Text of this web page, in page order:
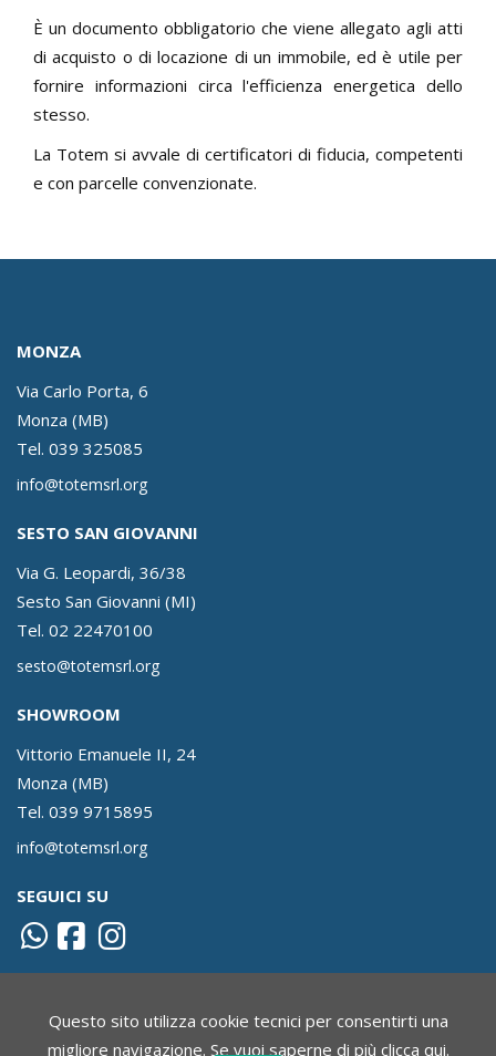
Questo sito utilizza cookie tecnici per consentirti una
migliore navigazione. Se vuoi saperne di più clicca qui.
È un documento obbligatorio che viene allegato agli atti
di acquisto o di locazione di un immobile, ed è utile per
fornire informazioni circa l'efficienza energetica dello
stesso.
La Totem si avvale di certificatori di fiducia, competenti
e con parcelle convenzionate.
MONZA
Via Carlo Porta, 6
Monza (MB)
Tel. 039 325085
info@totemsrl.org
SESTO SAN GIOVANNI
Via G. Leopardi, 36/38
Sesto San Giovanni (MI)
Tel. 02 22470100
sesto@totemsrl.org
SHOWROOM
Vittorio Emanuele II, 24
Monza (MB)
Tel. 039 9715895
info@totemsrl.org
SEGUICI SU
TOTEM SRL IMMOBILIARE